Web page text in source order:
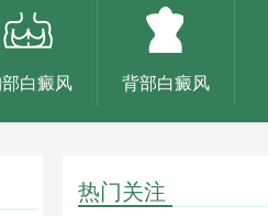
部白癜风 背部白癜风
热门关注